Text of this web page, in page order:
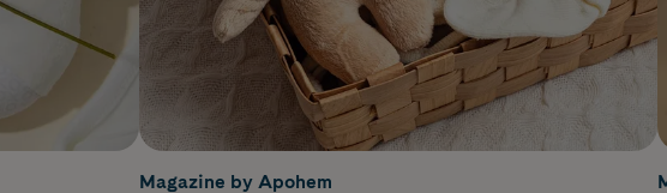
Magazine by Apohem